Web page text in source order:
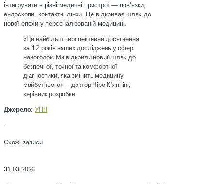
інтегрувати в різні медичні пристрої — пов’язки,
ендоскопи, контактні лінзи. Це відкриває шлях до
нової епохи у персоналізованій медицині.
«Це найбільш перспективне досягнення
за 12 років наших досліджень у сфері
наноголок. Ми відкрили новий шлях до
безпечної, точної та комфортної
діагностики, яка змінить медицину
майбутнього» — доктор Чіро К’яппіні,
керівник розробки.
Джерело: УНН
.
Схожі записи
31.03.2026